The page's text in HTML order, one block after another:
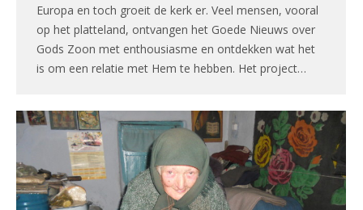
Europa en toch groeit de kerk er. Veel mensen, vooral
op het platteland, ontvangen het Goede Nieuws over
Gods Zoon met enthousiasme en ontdekken wat het
is om een relatie met Hem te hebben. Het project…